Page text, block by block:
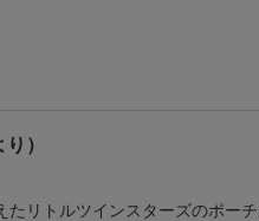
）
たリトルツインスターズのポー